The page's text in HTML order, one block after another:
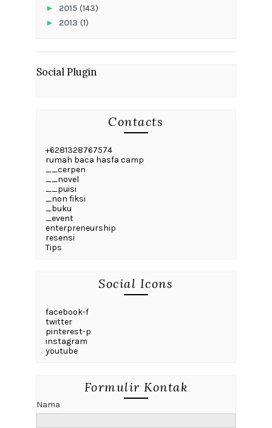
► 2015 (143)
► 2013 (1)
Social Plugin
Contacts
+6281328767574
rumah baca hasfa camp
__cerpen
__novel
__puisi
_non fiksi
_buku
_event
enterpreneurship
resensi
Tips
Social Icons
facebook-f
twitter
pinterest-p
instagram
youtube
Formulir Kontak
Nama